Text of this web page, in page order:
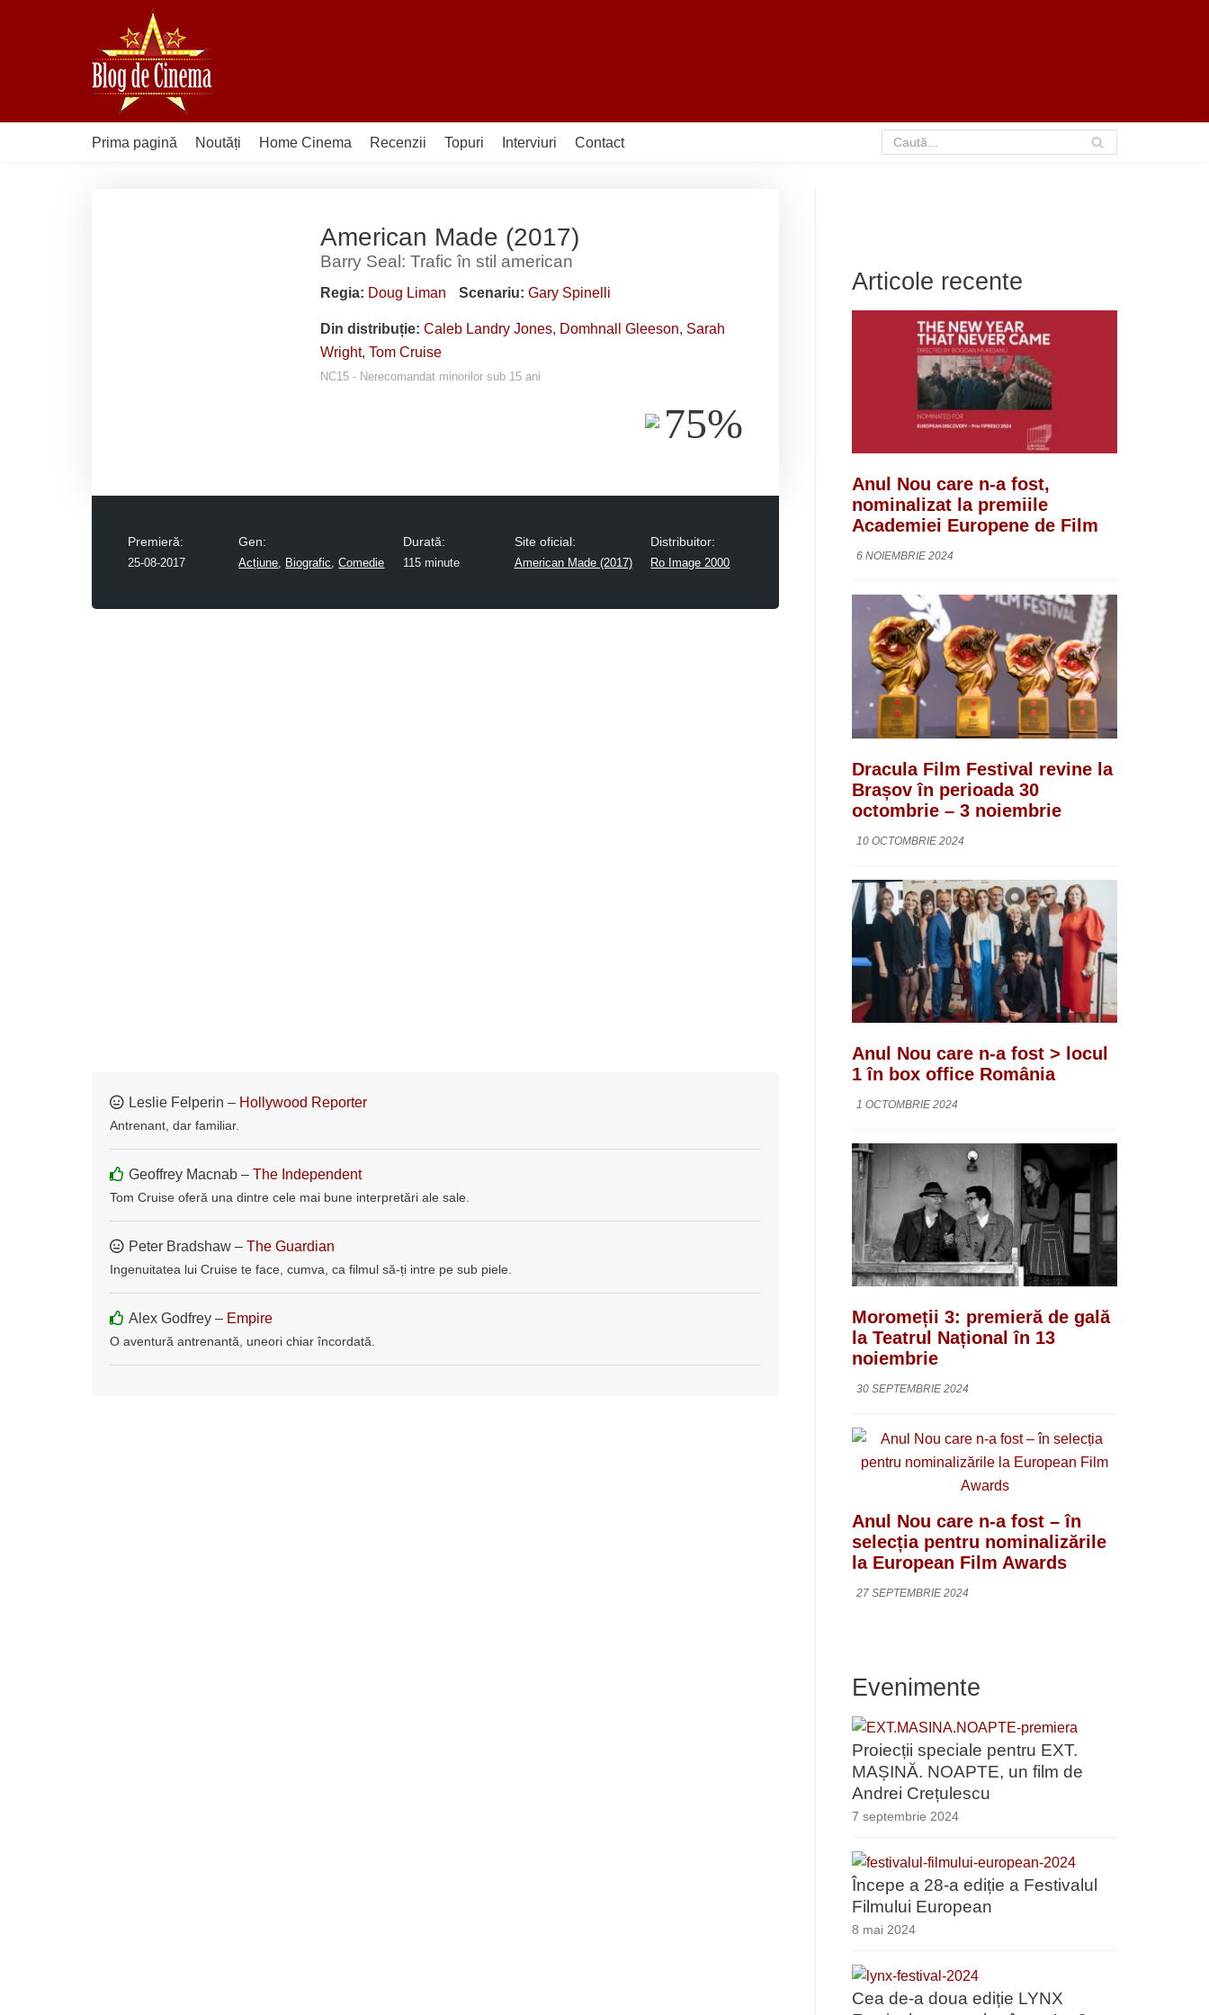
Prima pagină Noutăți Home Cinema Recenzii Topuri Interviuri Contact
American Made (2017)
Barry Seal: Trafic în stil american
Regia: Doug Liman Scenariu: Gary Spinelli
Din distribuție: Caleb Landry Jones, Domhnall Gleeson, Sarah
Wright, Tom Cruise
NC15 - Nerecomandat minorilor sub 15 ani
75%
Premieră:
25-08-2017
Gen:
Acțiune, Biografic,Comedie
Durată:
115 minute
Site oficial:
American Made (2017)
Distribuitor:
Ro Image 2000
Leslie Felperin – Hollywood Reporter
Antrenant, dar familiar.
Geoffrey Macnab – The Independent
Tom Cruise oferă una dintre cele mai bune interpretări ale sale.
Peter Bradshaw – The Guardian
Ingenuitatea lui Cruise te face, cumva, ca filmul să-ți intre pe sub piele.
Alex Godfrey – Empire
O aventură antrenantă, uneori chiar încordată.
Articole recente
Anul Nou care n-a fost,
nominalizat la premiile
Academiei Europene de Film
6 NOIEMBRIE 2024
Dracula Film Festival revine la
Brașov în perioada 30
octombrie – 3 noiembrie
10 OCTOMBRIE 2024
Anul Nou care n-a fost > locul
1 în box office România
1 OCTOMBRIE 2024
Moromeții 3: premieră de gală
la Teatrul Național în 13
noiembrie
30 SEPTEMBRIE 2024
Anul Nou care n-a fost – în
selecția pentru nominalizările
la European Film Awards
27 SEPTEMBRIE 2024
Evenimente
Proiecții speciale pentru EXT.
MAȘINĂ. NOAPTE, un film de
Andrei Crețulescu
7 septembrie 2024
Începe a 28-a ediție a Festivalul
Filmului European
8 mai 2024
Cea de-a doua ediție LYNX